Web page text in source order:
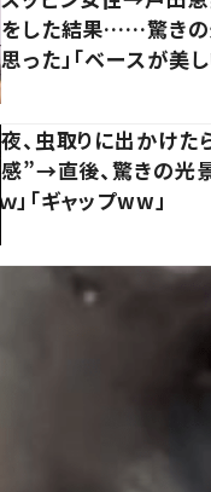
をした結果……驚きの
思った」「ベースが美し
夜、虫取りに出かけ
感”→直後、驚きの光
ｗ」「ギャップww」